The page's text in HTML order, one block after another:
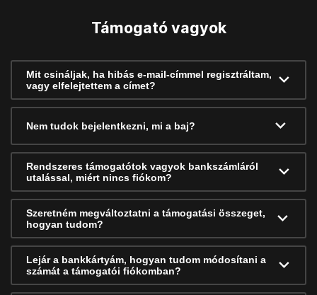
Támogató vagyok
Mit csináljak, ha hibás e-mail-címmel regisztráltam,
vagy elfelejtettem a címet?
Nem tudok bejelentkezni, mi a baj?
Rendszeres támogatótok vagyok bankszámláról
utalással, miért nincs fiókom?
Szeretném megváltoztatni a támogatási összeget,
hogyan tudom?
Lejár a bankkártyám, hogyan tudom módosítani a
számát a támogatói fiókomban?